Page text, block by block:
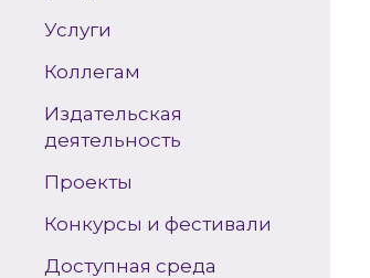
Услуги
Коллегам
Издательская
деятельность
Проекты
Конкурсы и фестивали
Доступная среда